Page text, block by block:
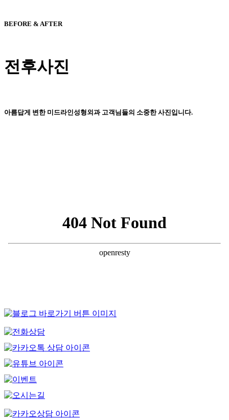
BEFORE & AFTER
전후사진
아름답게 변한 미드라인성형외과 고객님들의 소중한 사진입니다.